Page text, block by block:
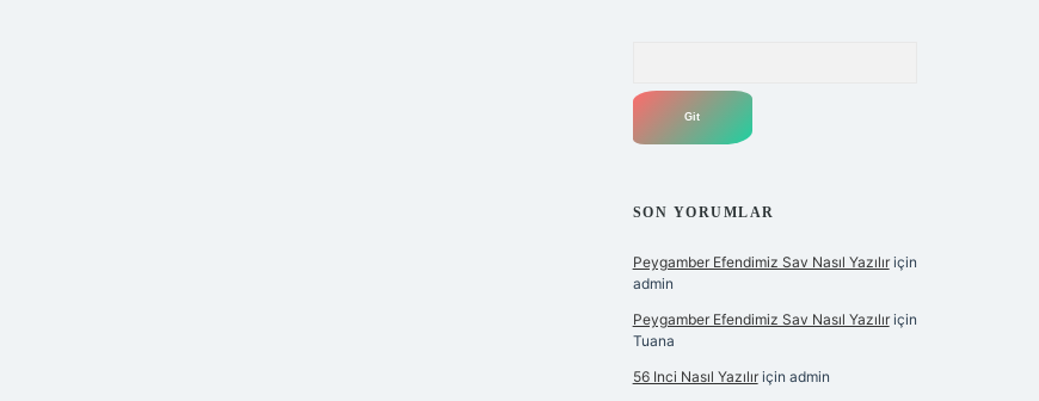
SON YORUMLAR
Peygamber Efendimiz Sav Nasıl Yazılıriçin
admin
Peygamber Efendimiz Sav Nasıl Yazılıriçin
Tuana
56 Inci Nasıl Yazılıriçin admin